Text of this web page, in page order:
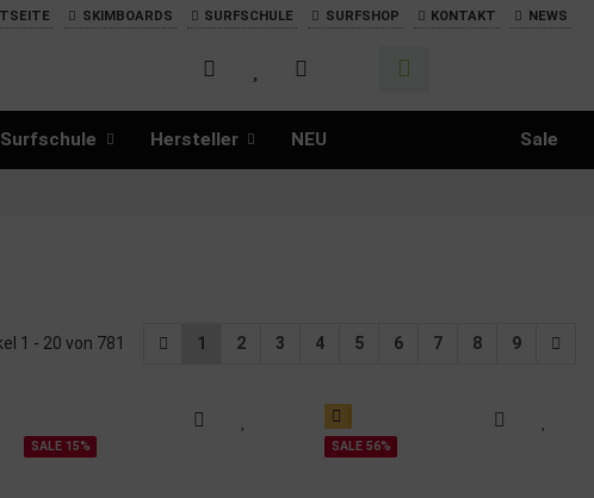
SKIMBOARDS SURFSCHULE SURFSHOP KONTAKT NEWS
Surfschule Hersteller NEU Sale
1 - 20 von 781 1 2 3 4 5 6 7 8 9
SALE 15% SALE 56%